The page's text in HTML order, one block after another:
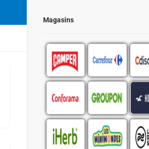
Magasins